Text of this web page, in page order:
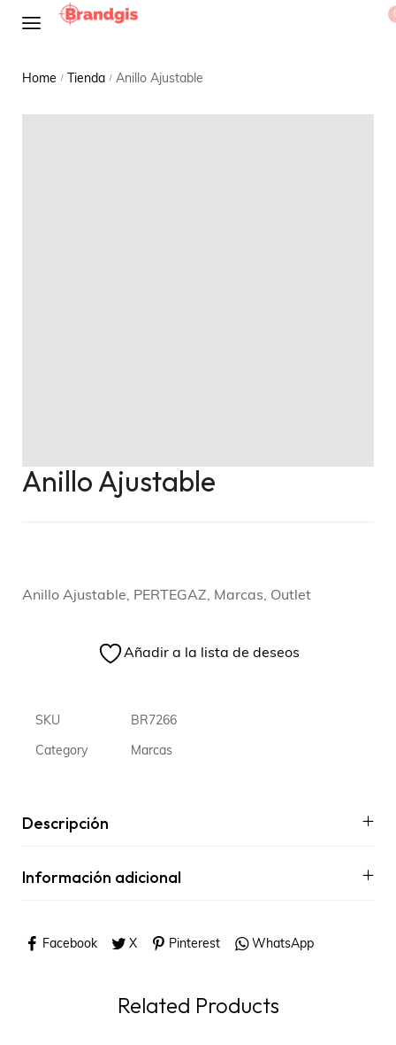
Home / Tienda / Anillo Ajustable
Anillo Ajustable
Anillo Ajustable, PERTEGAZ, Marcas, Outlet
Añadir a la lista de deseos
SKU BR7266
Category Marcas
Descripción
Información adicional
Facebook X Pinterest WhatsApp
Related Products